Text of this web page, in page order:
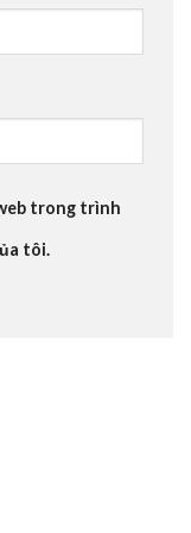
trong trình
tôi.